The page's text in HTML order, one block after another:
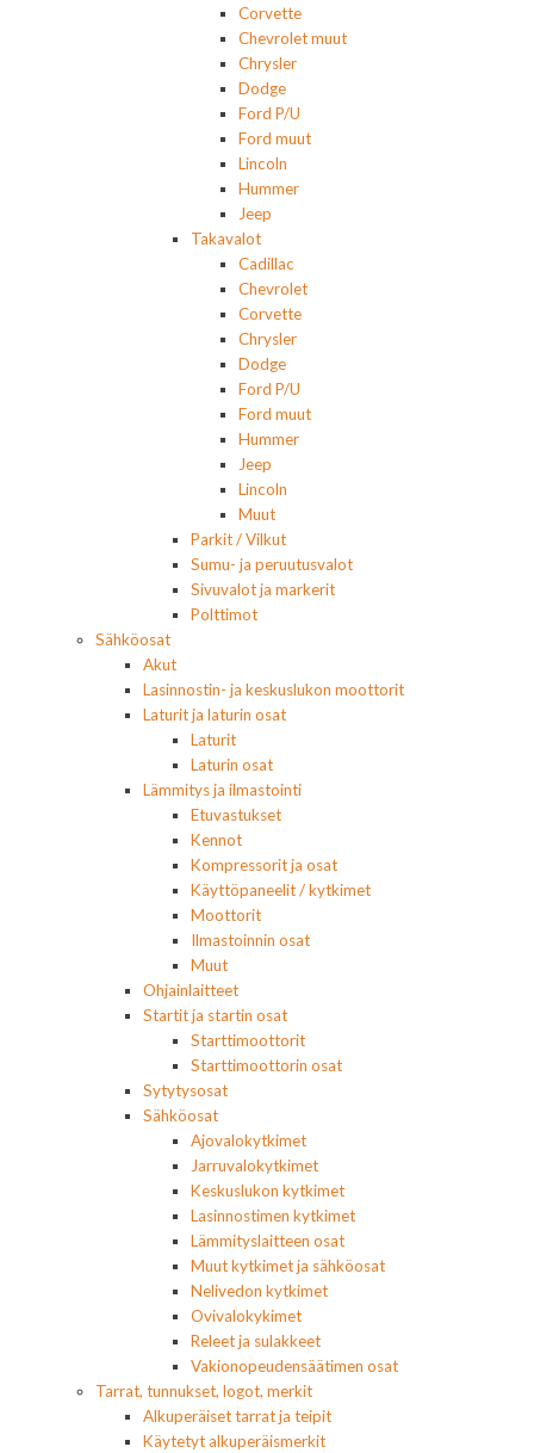
Corvette
Chevrolet muut
Chrysler
Dodge
Ford P/U
Ford muut
Lincoln
Hummer
Jeep
Takavalot
Cadillac
Chevrolet
Corvette
Chrysler
Dodge
Ford P/U
Ford muut
Hummer
Jeep
Lincoln
Muut
Parkit / Vilkut
Sumu- ja peruutusvalot
Sivuvalot ja markerit
Polttimot
Sähköosat
Akut
Lasinnostin- ja keskuslukon moottorit
Laturit ja laturin osat
Laturit
Laturin osat
Lämmitys ja ilmastointi
Etuvastukset
Kennot
Kompressorit ja osat
Käyttöpaneelit / kytkimet
Moottorit
Ilmastoinnin osat
Muut
Ohjainlaitteet
Startit ja startin osat
Starttimoottorit
Starttimoottorin osat
Sytytysosat
Sähköosat
Ajovalokytkimet
Jarruvalokytkimet
Keskuslukon kytkimet
Lasinnostimen kytkimet
Lämmityslaitteen osat
Muut kytkimet ja sähköosat
Nelivedon kytkimet
Ovivalokykimet
Releet ja sulakkeet
Vakionopeudensäätimen osat
Tarrat, tunnukset, logot, merkit
Alkuperäiset tarrat ja teipit
Käytetyt alkuperäismerkit